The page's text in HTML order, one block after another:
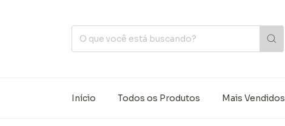
Início Todos os Produtos Mais Vendidos